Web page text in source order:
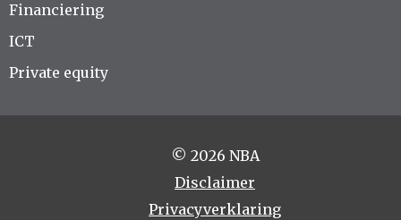
Financiering
ICT
Private equity
© 2026 NBA
Disclaimer
Privacyverklaring